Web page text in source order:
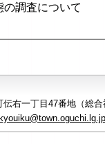
の調査について
右一丁目47番地（総合
kyouiku@town.oguchi.lg.jp